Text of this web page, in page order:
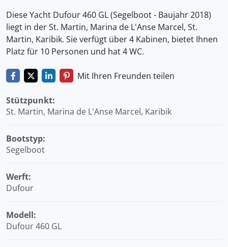
Diese Yacht Dufour 460 GL (Segelboot - Baujahr 2018)
liegt in der St. Martin, Marina de L'Anse Marcel, St.
Martin, Karibik. Sie verfügt über 4 Kabinen, bietet Ihnen
Platz für 10 Personen und hat 4 WC.
Mit Ihren Freunden teilen
Stützpunkt:
St. Martin, Marina de L'Anse Marcel, Karibik
Bootstyp:
Segelboot
Werft:
Dufour
Modell:
Dufour 460 GL